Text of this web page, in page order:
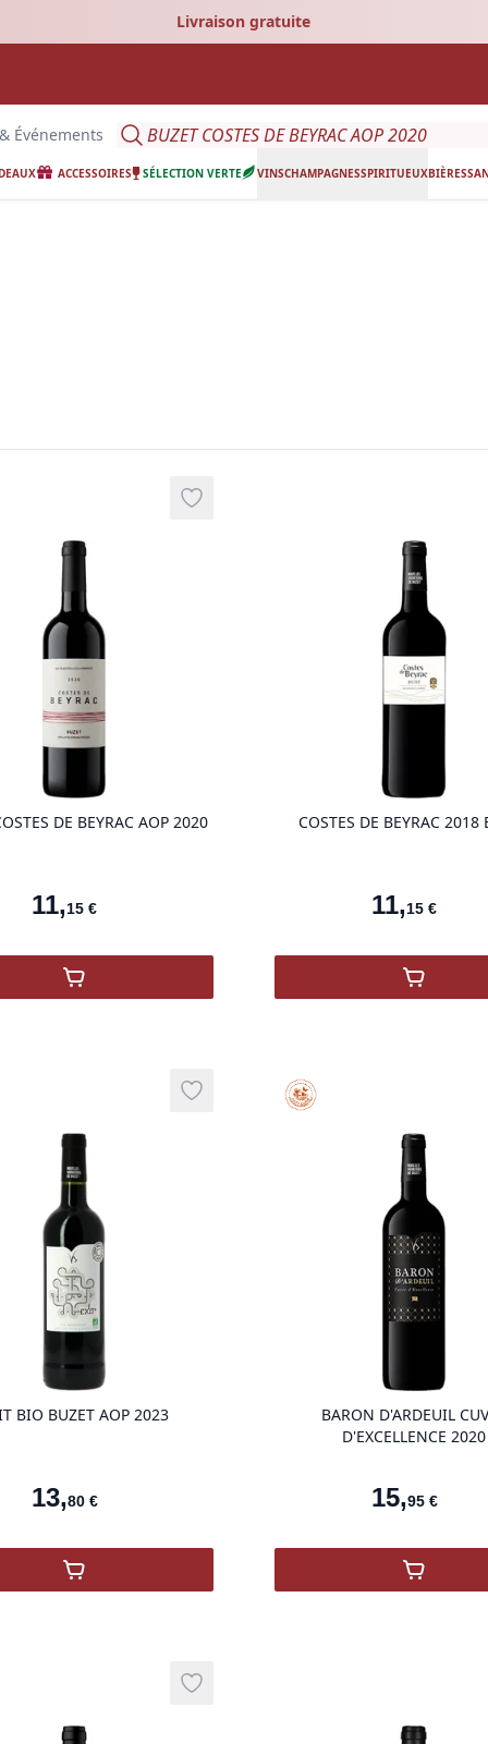
Livraison gratuite
Événements Search
ACCESSOIRES SÉLECTION VERTE VINSCHAMPAGNESSPIRITUEUXBIÈRES
DE BEYRAC AOP 2020
11,15 €
Add to wishlist
,BUZET COSTES DE BEYRAC AOP 2020
COSTES DE BEYRAC 2018
11,15 €
,Costes
BIO BUZET AOP 2023
13,80 €
Add to wishlist
,EXIT BIO BUZET AOP 2023
Haute Valeur
BARON D'ARDEUIL
D'EXCELLENCE 2020
15,95 €
,
Biologique
Add to wishlist